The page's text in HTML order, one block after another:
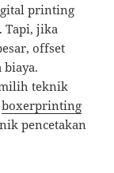
printing
Tapi, jika
offset
teknik
boxerprinting
pencetakan